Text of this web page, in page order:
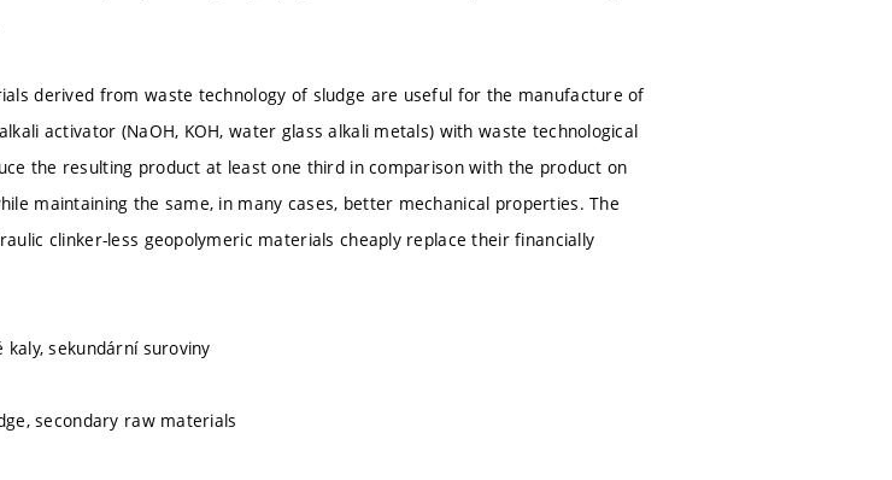
derived from waste technology of sludge are useful for the manufacture of
activator (NaOH, KOH, water glass alkali metals) with waste technological
the resulting product at least one third in comparison with the product on
maintaining the same, in many cases, better mechanical properties. The
clinker-less geopolymeric materials cheaply replace their financially
kaly, sekundární suroviny
secondary raw materials